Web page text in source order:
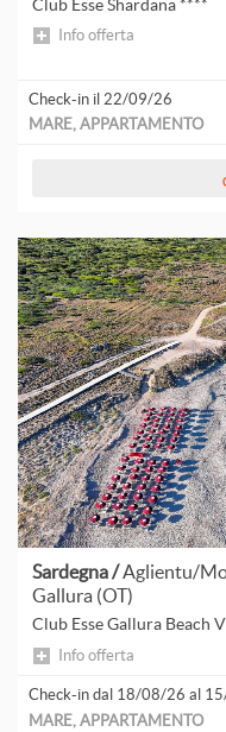
Club Esse Shardana ****
Info offerta
Check-in il 22/09/26
MARE, APPARTAMENTO
Sardegna /Aglientu/
Gallura (OT)
Club Esse Gallura Beach
Info offerta
Check-in dal 18/08/26 al
MARE, APPARTAMENTO